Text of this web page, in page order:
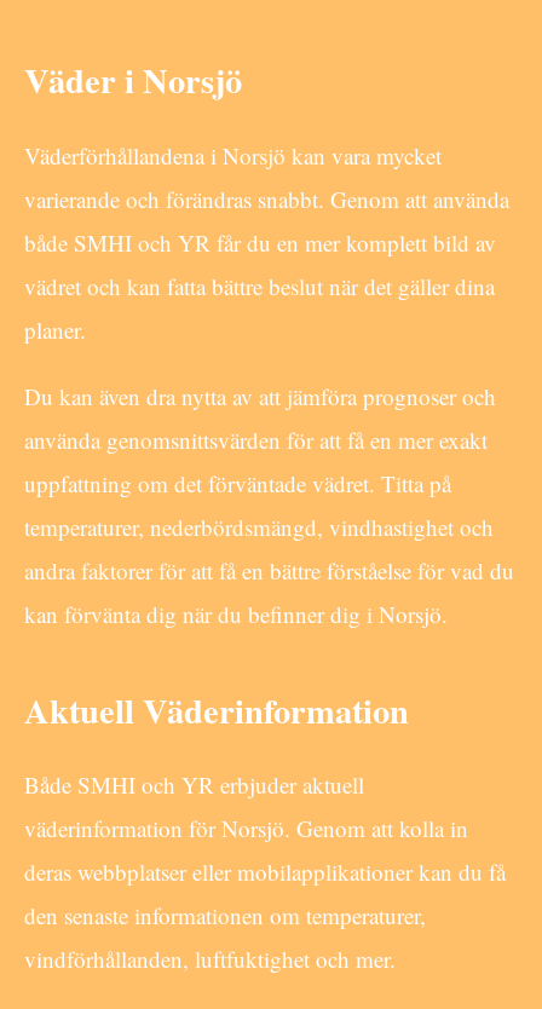
Väder i Norsjö
Väderförhållandena i Norsjö kan vara mycket
varierande och förändras snabbt. Genom att använda
både SMHI och YR får du en mer komplett bild av
vädret och kan fatta bättre beslut när det gäller dina
planer.
Du kan även dra nytta av att jämföra prognoser och
använda genomsnittsvärden för att få en mer exakt
uppfattning om det förväntade vädret. Titta på
temperaturer, nederbördsmängd, vindhastighet och
andra faktorer för att få en bättre förståelse för vad du
kan förvänta dig när du befinner dig i Norsjö.
Aktuell Väderinformation
Både SMHI och YR erbjuder aktuell
väderinformation för Norsjö. Genom att kolla in
deras webbplatser eller mobilapplikationer kan du få
den senaste informationen om temperaturer,
vindförhållanden, luftfuktighet och mer.